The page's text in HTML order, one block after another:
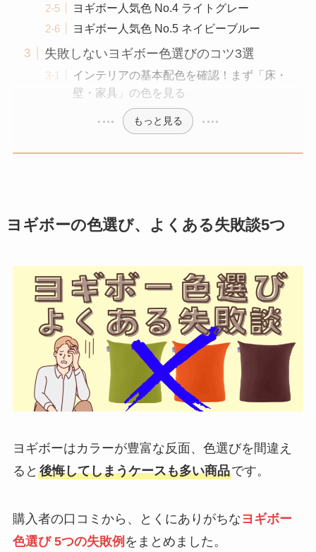
ヨギボー人気色 No.4 ライトグレー
ヨギボー人気色 No.5 ネイビーブルー
失敗しないヨギボー色選びのコツ3選
インテリアの基本配色を確認！まず「床・
壁・家具」の色を見る
もっと見る
ヨギボーの色選び、よくある失敗談5つ
ヨギボーはカラーが豊富な反面、色選びを間違え
ると 後悔してしまうケースも多い商品です。
購入者の口コミから、とくにありがちなヨギボー
色選び 5つの失敗例 をまとめました。